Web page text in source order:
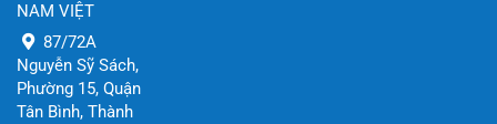
NAM VIỆT
87/72A
Nguyễn Sỹ Sách,
Phường 15, Quận
Tân Bình, Thành